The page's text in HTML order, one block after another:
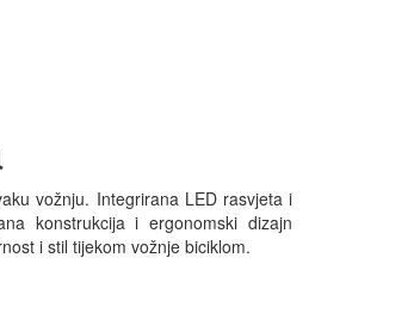
vožnju. Integrirana LED rasvjeta i
konstrukcija i ergonomski dizajn
i stil tijekom vožnje biciklom.